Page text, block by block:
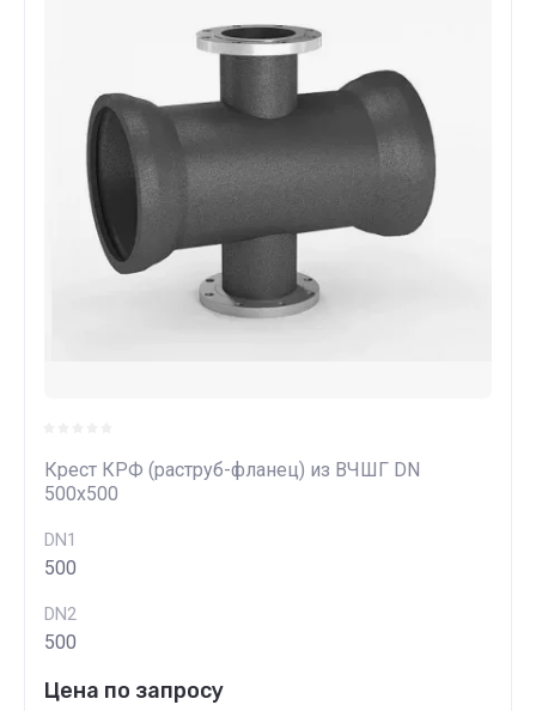
Крест КРФ (раструб-фланец) из ВЧШГ DN
500х500
DN1
500
DN2
500
Цена по запросу